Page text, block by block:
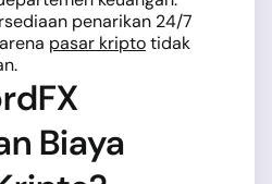
penarikan 24/7
pasar kriptotidak
Biaya